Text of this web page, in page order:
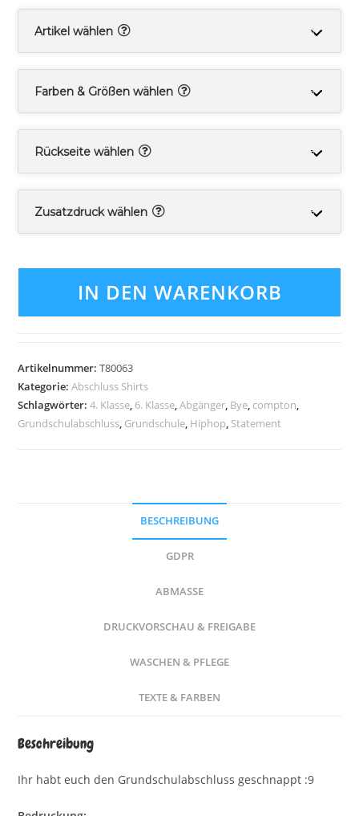
Artikel wählen
Farben & Größen wählen
Rückseite wählen
Zusatzdruck wählen
IN DEN WARENKORB
Artikelnummer:T80063
Kategorie:Abschluss Shirts
Schlagwörter:4. Klasse, 6. Klasse,Abgänger, Bye, compton,
Grundschulabschluss, Grundschule, Hiphop, Statement
BESCHREIBUNG
GDPR
ABMASSE
DRUCKVORSCHAU & FREIGABE
WASCHEN & PFLEGE
TEXTE & FARBEN
Beschreibung
Ihr habt euch den Grundschulabschluss geschnappt :9